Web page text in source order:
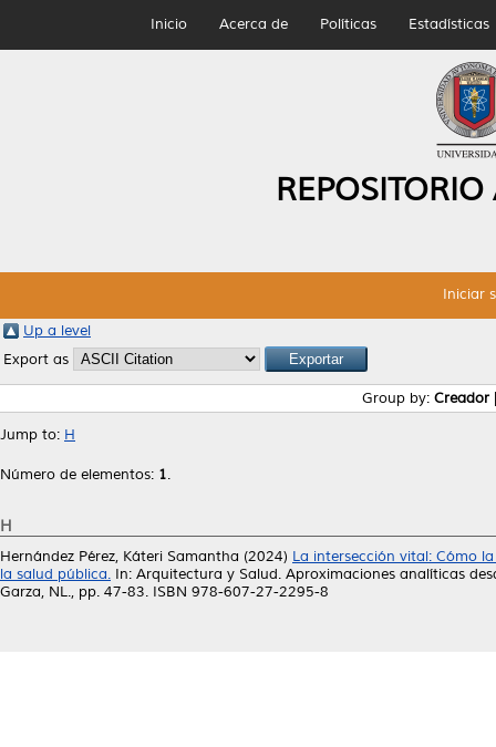
Inicio Acerca de Políticas Estadísticas
Iniciar
Up a level
Export as
Group by: Creador
Jump to: H
Número de elementos: 1.
H
Hernández Pérez, Káteri Samantha (2024) La intersección vital: Cómo
la salud pública. In: Arquitectura y Salud. Aproximaciones analíticas
Garza, NL., pp. 47-83. ISBN 978-607-27-2295-8